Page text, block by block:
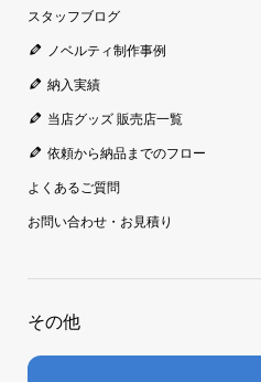
スタッフブログ
ノベルティ制作事例
納入実績
当店グッズ 販売店一覧
依頼から納品までのフロー
よくあるご質問
お問い合わせ・お見積り
その他